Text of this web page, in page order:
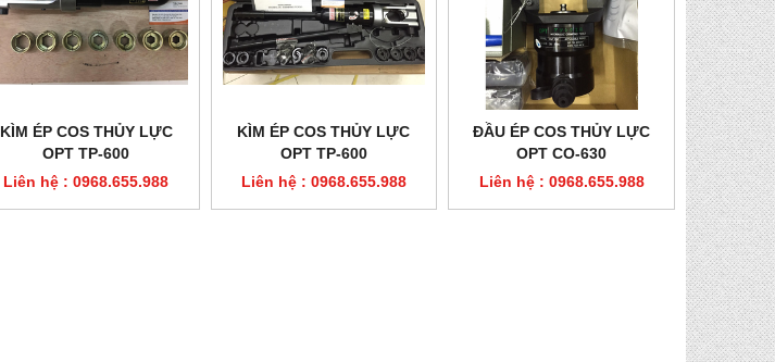
ĐỘT LỖ THỦY LỰC TLP HHM-70
Liên hệ : 0968.655.988
DỤNG CỤ TÁCH VỎ CÁP RIPLEY WS
Liên hệ : 0968.655.988
KÌM BẤM COS
Liên hệ :
KÌM ÉP COS THỦY LỰC
OPT TP-600
Liên hệ : 0968.655.988
KÌM ÉP COS THỦY LỰC
OPT TP-600
Liên hệ : 0968.655.988
ĐẦU ÉP COS THỦY LỰC
OPT CO-630
Liên hệ : 0968.655.988